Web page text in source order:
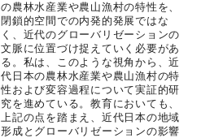
の農林水産業や農山漁村の特性を、
閉鎖的空間での内発的発展ではな
く、近代のグローバリゼーションの
文脈に位置づけ捉えていく必要があ
る。私は、このような視角から、近
代日本の農林水産業や農山漁村の特
性および変容過程について実証的研
究を進めている。教育においても、
上記の点を踏まえ、近代日本の地域
形成とグローバリゼーションの影響